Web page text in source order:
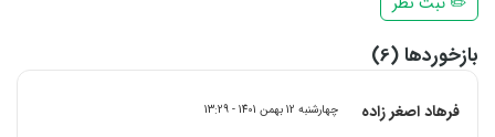
بازخوردها (6)
فرهاد اصغر زاده چهارشنبه 12 بهمن 1401 - 13:29